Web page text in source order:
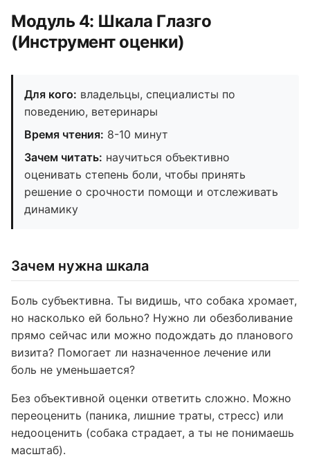
Модуль 4: Шкала Глазго
(Инструмент оценки)
Для кого: владельцы, специалисты по
поведению, ветеринары
Время чтения: 8-10 минут
Зачем читать: научиться объективно
оценивать степень боли, чтобы принять
решение о срочности помощи и отслеживать
динамику
Зачем нужна шкала
Боль субъективна. Ты видишь, что собака хромает,
но насколько ей больно? Нужно ли обезболивание
прямо сейчас или можно подождать до планового
визита? Помогает ли назначенное лечение или
боль не уменьшается?
Без объективной оценки ответить сложно. Можно
переоценить (паника, лишние траты, стресс) или
недооценить (собака страдает, а ты не понимаешь
масштаб).